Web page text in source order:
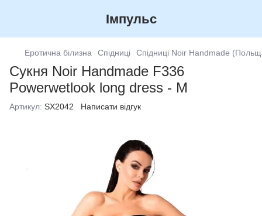
Імпульс
Еротична білизна Спідниці Спідниці Noir Handmade
Сукня Noir Handmade F336
Powerwetlook long dress - M
Артикул: SX2042 Написати відгук